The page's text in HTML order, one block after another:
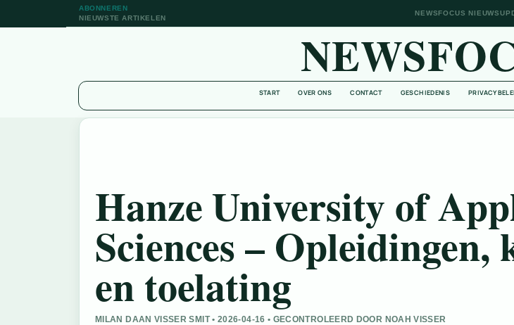
ABONNEREN
NIEUWSTE ARTIKELEN
NEWSFOCUS
START OVER ONS CONTACT GESCHIEDENIS
Hanze University of
Sciences – Opleidingen,
en toelating
MILAN DAAN VISSER SMIT • 2026-04-16 • GECONTROLEERD DOOR NOAH VISSER